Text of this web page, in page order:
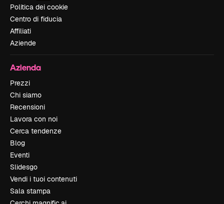
Politica dei cookie
Centro di fiducia
Affiliati
Aziende
Azienda
Prezzi
Chi siamo
Recensioni
Lavora con noi
Cerca tendenze
Blog
Eventi
Slidesgo
Vendi i tuoi contenuti
Sala stampa